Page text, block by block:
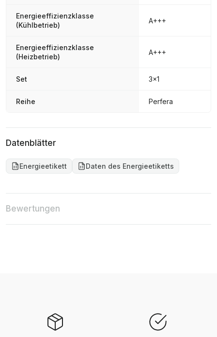
Energieeffizienzklasse
(Kühlbetrieb)
A+++
Energieeffizienzklasse
(Heizbetrieb)
A+++
Set 3x1
Reihe Perfera
Datenblätter
Energieetikett Daten des Energieetiketts
Bewertungen